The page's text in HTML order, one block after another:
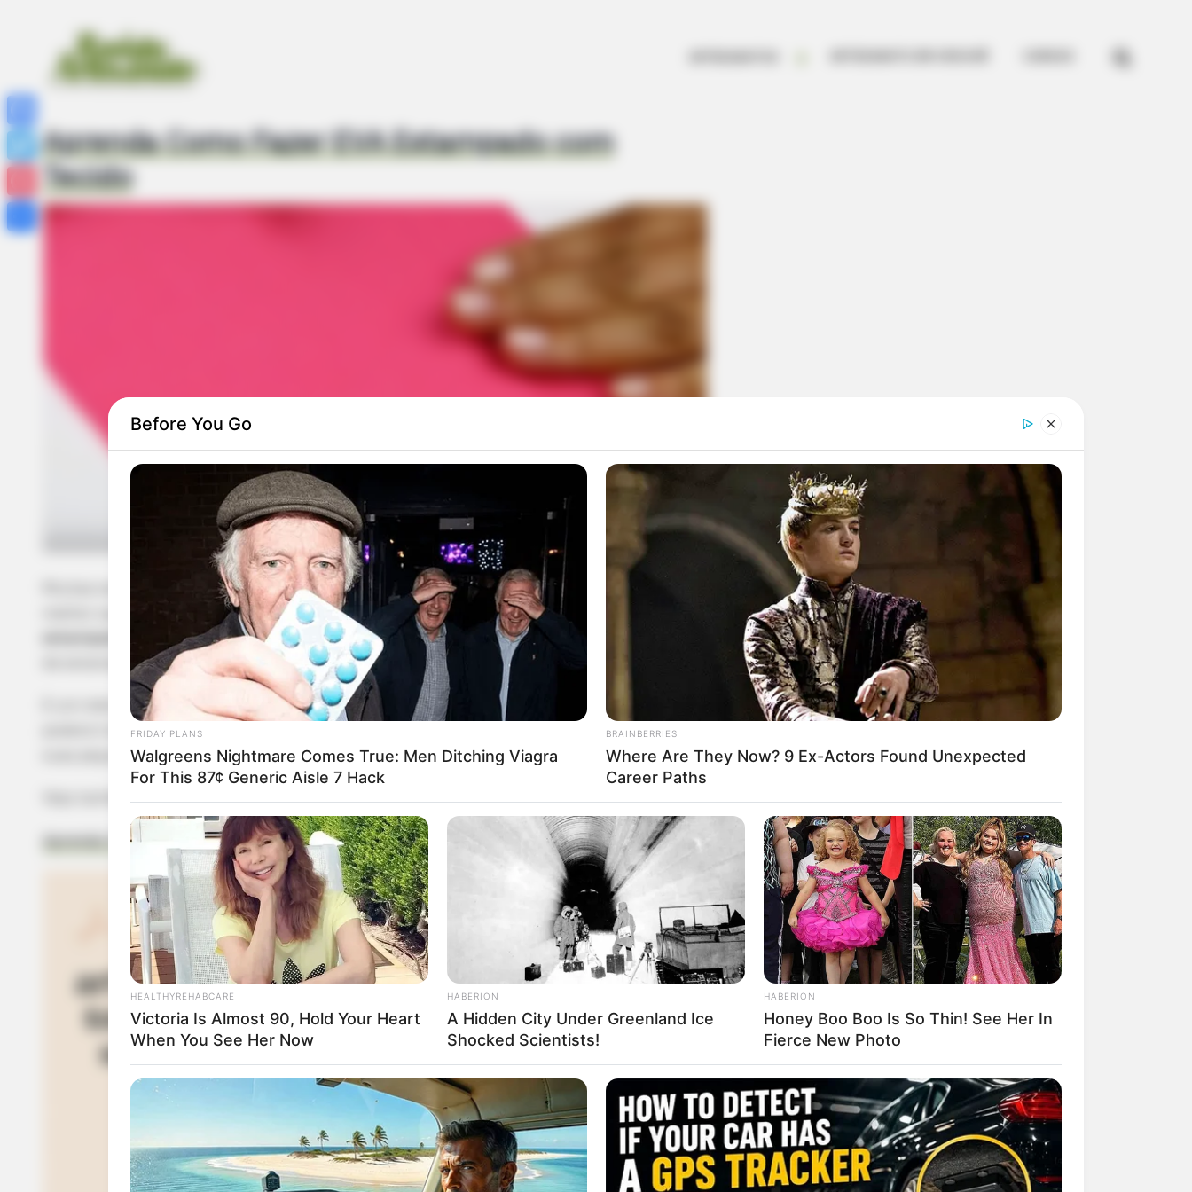
Aprenda Como Fazer EVA Estampado com
Tecido
Muitas vezes é difícil encontrar o EVA com as decorações que temos em mente. Por isso, a
melhor opção encontrada pelas artesãs foi criar uma maneira personalizar o
estampado com tecido , que é um material com uma gama muito maior de temas e tipos
de estampas.
É um método muito simples que pode ser feito por qualquer pessoa. E a partir dele você
poderá trabalhar com uma coleção de decorações diferenciadas no EVA para aplicar em
suas peças artesanais. Quer aprender? Continue lendo!
Veja também:
Aprenda Como Pintar EVA – Dicas de Tintas e Aplicação
Facebook
Pinterest
Before You Go
FRIDAY PLANS
Walgreens Nightmare Comes True: Men Ditching Viagra
For This 87¢ Generic Aisle 7 Hack
BRAINBERRIES
Where Are They Now? 9 Ex-Actors Found Unexpected
Career Paths
HEALTHYREHABCARE
Victoria Is Almost 90, Hold Your Heart
When You See Her Now
HABERION
A Hidden City Under Greenland Ice
Shocked Scientists!
HABERION
Honey Boo Boo Is So Thin! See Her In
Fierce New Photo
The Insane True Stories Behind Cameron's Biggest Films